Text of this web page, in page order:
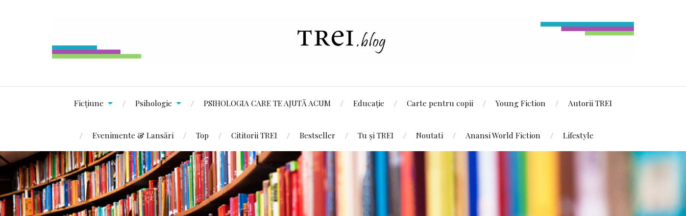
Ficțiune Psihologie PSIHOLOGIA CARE TE AJUTĂ ACUM Educație Carte pentru copii Young Fiction Autorii TREI
Evenimente & Lansări Top Cititorii TREI Bestseller Tu și TREI Noutati Anansi World Fiction Lifestyle